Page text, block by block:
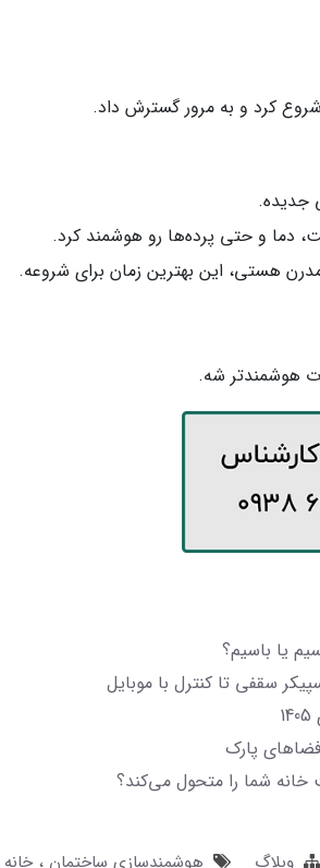
کرد و به مرور گسترش داد.
جدیده.
دما و حتی پرده‌ها رو هوشمند کرد.
هستی، این بهترین زمان برای شروعه.
هوشمندتر شه.
یا باسیم؟
سقفی تا کنترل با موبایل
پارک
شما را متحول می‌کند؟
وبلاگ هوشمندسازی ساختمان خانه